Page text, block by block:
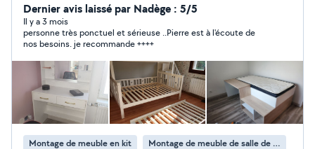
travaux du quotidien. Je suis sérieux, efficace et je suis
également véhiculé. N'hésitez pas à me contacter !
Dernier avis laissé par Nadège : 5/5
Il y a 3 mois
personne très ponctuel et sérieuse ..Pierre est à l'écoute de
nos besoins. je recommande ++++
Montage de meuble en kit Montage de meuble de salle de bain en kit